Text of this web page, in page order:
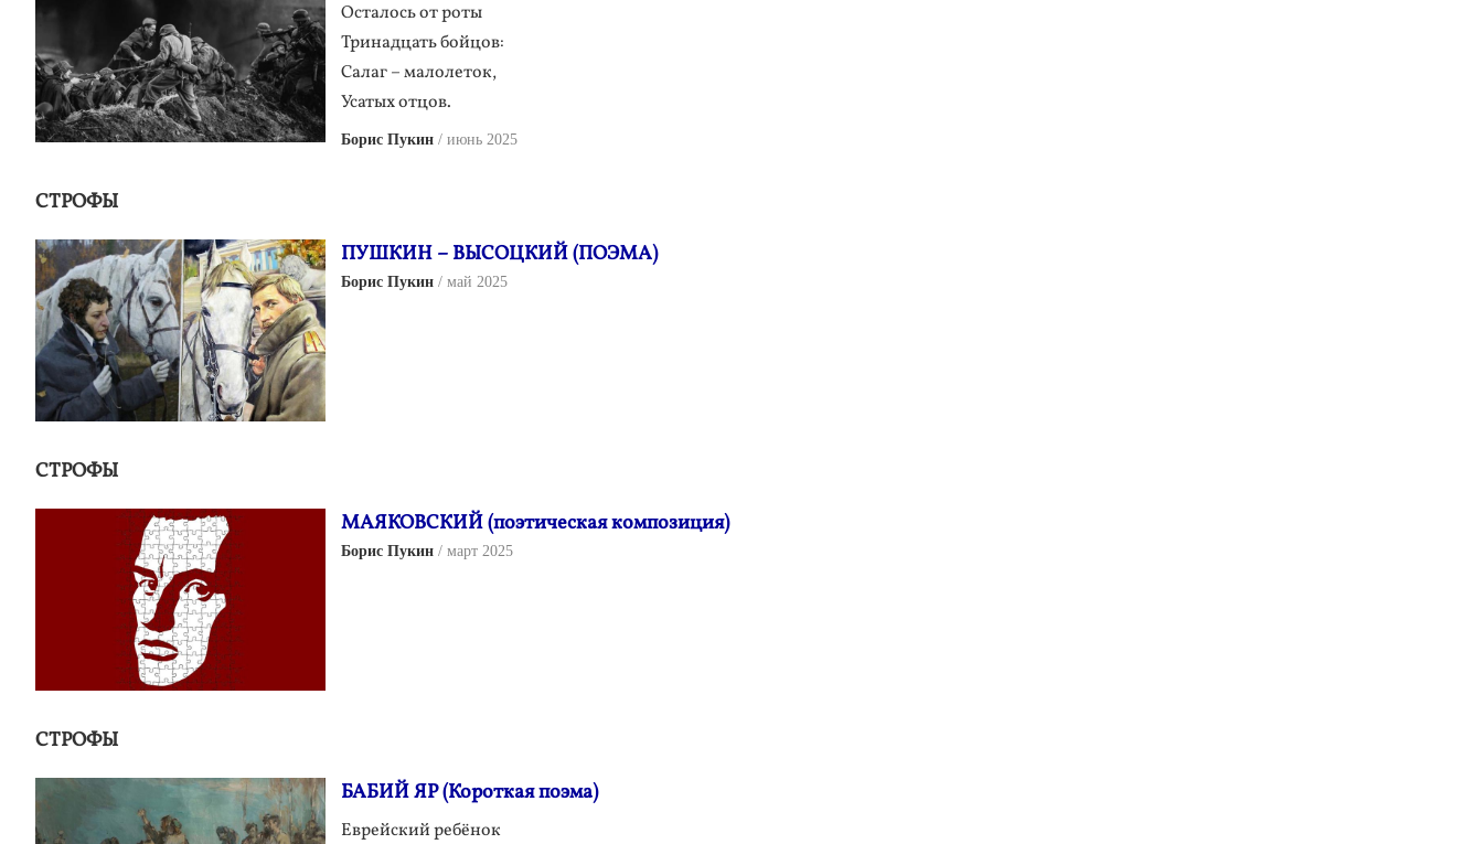
Осталось от роты
Тринадцать бойцов:
Салаг – малолеток,
Усатых отцов.
Борис Пукин июнь 2025
СТРОФЫ
ПУШКИН – ВЫСОЦКИЙ (ПОЭМА)
Борис Пукин май 2025
СТРОФЫ
МАЯКОВСКИЙ (поэтическая композиция)
Борис Пукин март 2025
СТРОФЫ
БАБИЙ ЯР (Короткая поэма)
Еврейский ребёнок